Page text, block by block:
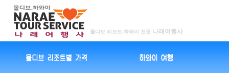
몰디브 리조트.하와이 전문 나래여행사